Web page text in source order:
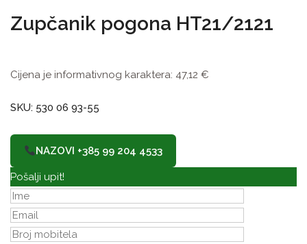
Zupčanik pogona HT21/2121
Cijena je informativnog karaktera: 47,12 €
SKU: 530 06 93-55
NAZOVI +385 99 204 4533
Pošalji upit!